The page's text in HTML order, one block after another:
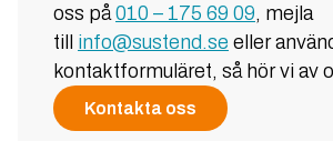
oss på 010 – 175 69 09, mejla
till info@sustend.se eller
kontaktformuläret, så hör vi av
Kontakta oss